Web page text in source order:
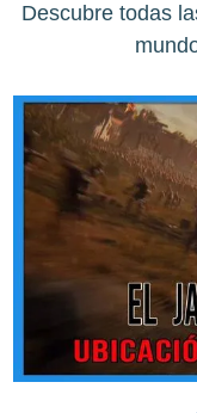
Descubre todas